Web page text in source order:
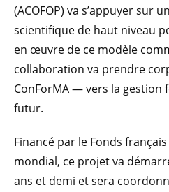
(ACOFOP) va s’appuyer sur
scientifique de haut niveau
en œuvre de ce modèle
collaboration va prendre
ConForMA — vers la gestion
futur.
Financé par le Fonds
mondial, ce projet va
ans et demi et sera